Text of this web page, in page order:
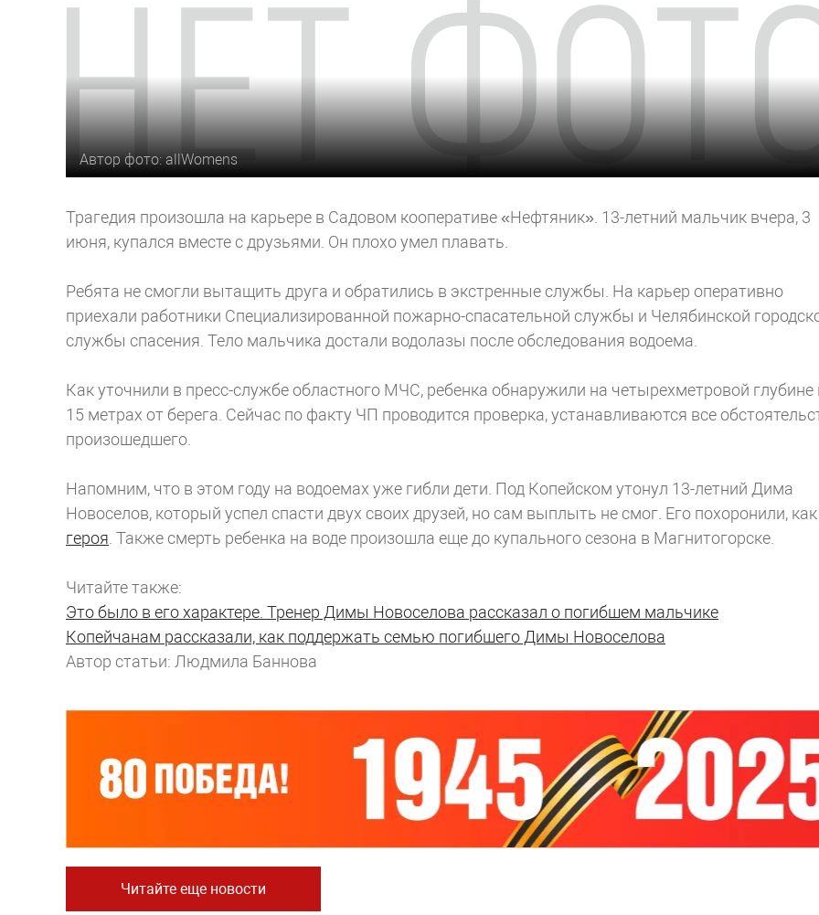
Автор фото: allWomens
Трагедия произошла на карьере в Садовом кооперативе «Нефтяник». 13-летний мальчик вчера, 3
июня, купался вместе с друзьями. Он плохо умел плавать.
Ребята не смогли вытащить друга и обратились в экстренные службы. На карьер оперативно
приехали работники Специализированной пожарно-спасательной службы и Челябинской
службы спасения. Тело мальчика достали водолазы после обследования водоема.
Как уточнили в пресс-службе областного МЧС, ребенка обнаружили на четырехметровой глубине
15 метрах от берега. Сейчас по факту ЧП проводится проверка, устанавливаются все
произошедшего.
Напомним, что в этом году на водоемах уже гибли дети. Под Копейском утонул 13-летний Дима
Новоселов, который успел спасти двух своих друзей, но сам выплыть не смог. Его похоронили, как
героя. Также смерть ребенка на воде произошла еще до купального сезона в Магнитогорске.
Читайте также:
Это было в его характере. Тренер Димы Новоселова рассказал о погибшем мальчике
Копейчанам рассказали, как поддержать семью погибшего Димы Новоселова
Автор статьи: Людмила Баннова
Читайте еще новости